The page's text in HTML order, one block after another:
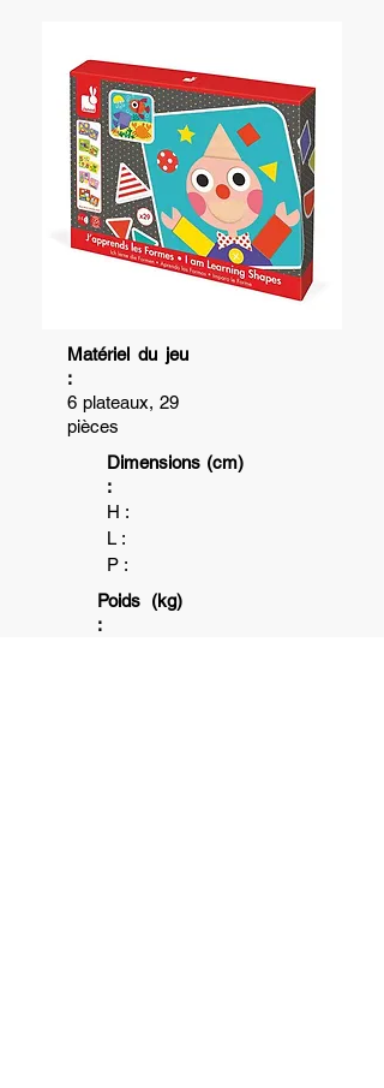
Matériel du jeu
:
6 plateaux, 29
pièces
Dimensions (cm)
:
H :
L :
P :
Poids (kg)
: